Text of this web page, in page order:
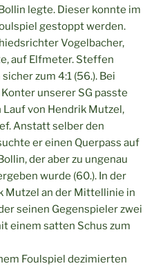
legte. Dieser konnte im
gestoppt werden.
Vogelbacher,
auf Elfmeter. Steffen
zum 4:1 (56.). Bei
unserer SG passte
Lauf von Hendrik Mutzel,
Anstatt selber den
er einen Querpass auf
der aber zu ungenau
wurde (60.). In der
Mutzel an der Mittellinie in
seinen Gegenspieler zwei
einem satten Schus zum
Foulspiel dezimierten